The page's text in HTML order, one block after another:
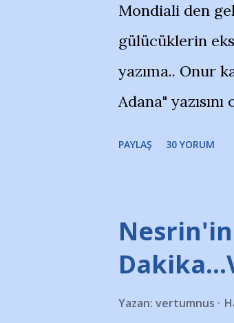
Mondiali den
gülücüklerin
yazıma.. Onur
Adana"
stadı önünde
takımlarının
görmek
bildiriyordu.. Bu
PAYLAŞ 30 YORUM
Yazan: vertumnus